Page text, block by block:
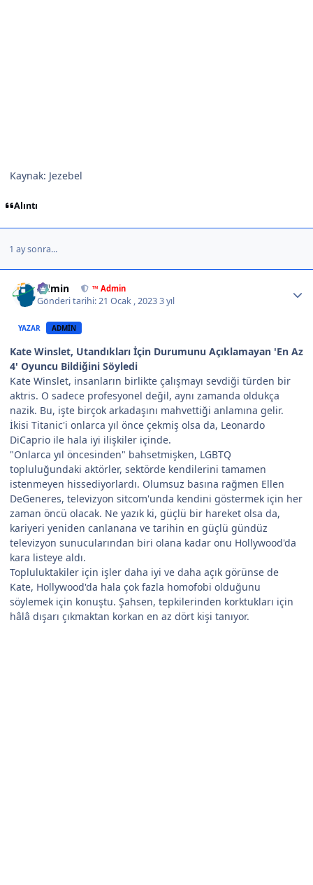
Kaynak: Jezebel
Alıntı
1 ay sonra...
Admin ™ Admin
Gönderi tarihi:21 Ocak , 20233 yıl
YAZAR ADMIN
Kate Winslet, Utandıkları İçin Durumunu Açıklamayan 'En Az
4' Oyuncu Bildiğini Söyledi
Kate Winslet, insanların birlikte çalışmayı sevdiği türden bir
aktris. O sadece profesyonel değil, aynı zamanda oldukça
nazik. Bu, işte birçok arkadaşını mahvettiği anlamına gelir.
İkisi Titanic'i onlarca yıl önce çekmiş olsa da, Leonardo
DiCaprio ile hala iyi ilişkiler içinde.
"Onlarca yıl öncesinden" bahsetmişken, LGBTQ
topluluğundaki aktörler, sektörde kendilerini tamamen
istenmeyen hissediyorlardı. Olumsuz basına rağmen Ellen
DeGeneres, televizyon sitcom'unda kendini göstermek için her
zaman öncü olacak. Ne yazık ki, güçlü bir hareket olsa da,
kariyeri yeniden canlanana ve tarihin en güçlü gündüz
televizyon sunucularından biri olana kadar onu Hollywood'da
kara listeye aldı.
Topluluktakiler için işler daha iyi ve daha açık görünse de
Kate, Hollywood'da hala çok fazla homofobi olduğunu
söylemek için konuştu. Şahsen, tepkilerinden korktukları için
hâlâ dışarı çıkmaktan korkan en az dört kişi tanıyor.